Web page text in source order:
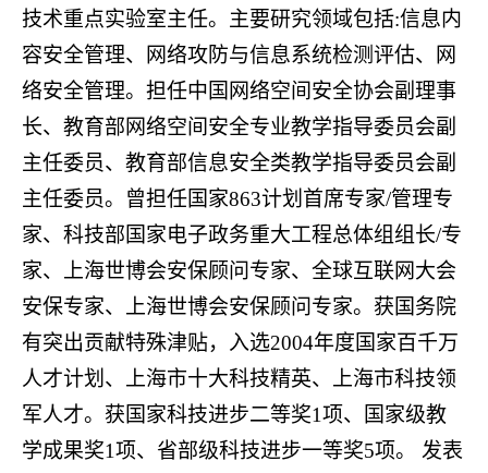
技术重点实验室主任。主要研究领域包括:信息内
容安全管理、网络攻防与信息系统检测评估、网
络安全管理。担任中国网络空间安全协会副理事
长、教育部网络空间安全专业教学指导委员会副
主任委员、教育部信息安全类教学指导委员会副
主任委员。曾担任国家863计划首席专家/管理专
家、科技部国家电子政务重大工程总体组组长/专
家、上海世博会安保顾问专家、全球互联网大会
安保专家、上海世博会安保顾问专家。获国务院
有突出贡献特殊津贴，入选2004年度国家百千万
人才计划、上海市十大科技精英、上海市科技领
军人才。获国家科技进步二等奖1项、国家级教
学成果奖1项、省部级科技进步一等奖5项。 发表